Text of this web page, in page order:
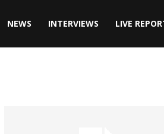
NEWS INTERVIEWS LIVE